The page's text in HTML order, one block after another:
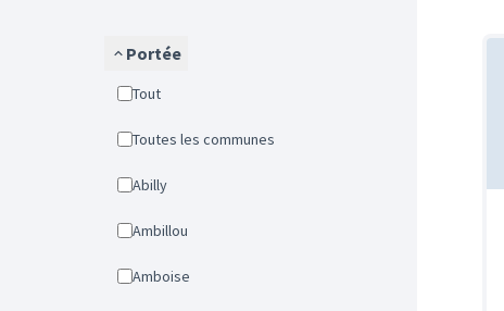
Portée
Tout
Toutes les communes
Abilly
Ambillou
Amboise